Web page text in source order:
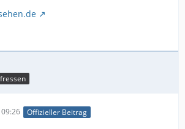
Offizieller Beitrag